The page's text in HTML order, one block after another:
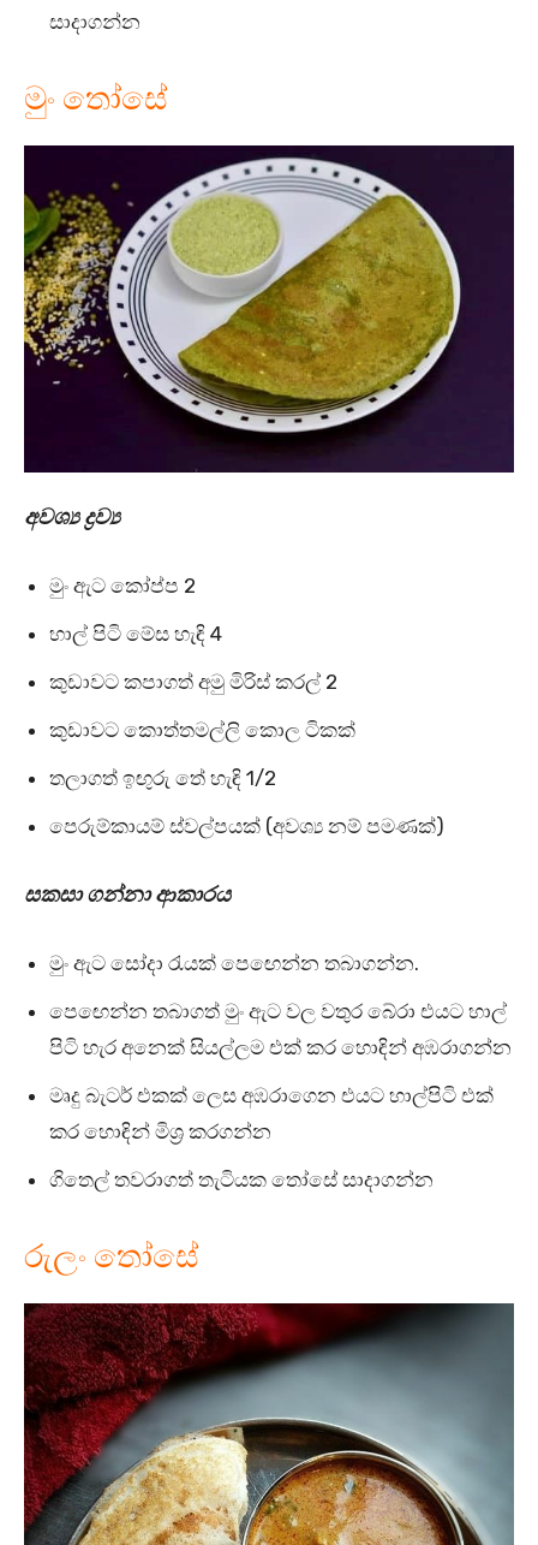
සාදාගන්න
මුං තෝසේ
අවශ්‍ය ද්‍රව්‍ය
මුං ඇට කෝප්ප 2
හාල් පිටි මේස හැඳි 4
කුඩාවට කපාගත් අමු මිරිස් කරල් 2
කුඩාවට කොත්තමල්ලි කොල ටිකක්
තලාගත් ඉඟුරු තේ හැඳි 1/2
පෙරුම්කායම් ස්වල්පයක් (අවශ්‍ය නම් පමණක්)
සකසා ගන්නා ආකාරය
මුං ඇට සෝදා රැයක් පෙඟෙන්න තබාගන්න.
පෙඟෙන්න තබාගත් මුං ඇට වල වතුර බේරා එයට හාල්
පිටි හැර අනෙක් සියල්ලම එක් කර හොඳින් අඹරාගන්න
මෘදු බැටර් එකක් ලෙස අඹරාගෙන එයට හාල්පිටි එක්
කර හොඳින් මිශ්‍ර කරගන්න
ගිතෙල් තවරාගත් තැටියක තෝසේ සාදාගන්න
රුලං තෝසේ